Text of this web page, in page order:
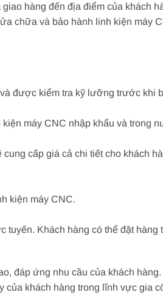
hàng đến địa điểm của khách
chữa và bảo hành linh kiện máy
được kiểm tra kỹ lưỡng trước khi
máy CNC nhập khẩu và trong
cấp giá cả chi tiết cho khách
kiện máy CNC.
tuyến. Khách hàng có thể đặt hàng
đáp ứng nhu cầu của khách
của khách hàng trong lĩnh vực gia